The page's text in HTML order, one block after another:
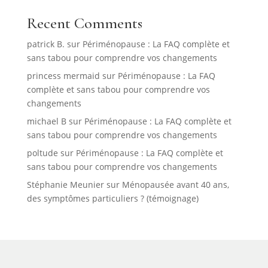
Recent Comments
patrick B. sur Périménopause : La FAQ complète et
sans tabou pour comprendre vos changements
princess mermaid sur Périménopause : La FAQ
complète et sans tabou pour comprendre vos
changements
michael Bsur Périménopause : La FAQ complète et
sans tabou pour comprendre vos changements
poltude sur Périménopause : La FAQ complète et
sans tabou pour comprendre vos changements
Stéphanie Meuniersur Ménopausée avant 40 ans,
des symptômes particuliers ? (témoignage)